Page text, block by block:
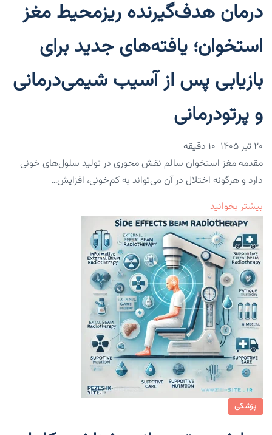
درمان هدف‌گیرنده ریزمحیط مغز
استخوان؛ یافته‌های جدید برای
بازیابی پس از آسیب شیمی‌درمانی
و پرتودرمانی
۲۰ تیر ۱۴۰۵
مقدمه مغز استخوان سالم نقش محوری در تولید سلول‌های خونی
دارد و هرگونه اختلال در آن می‌تواند به کم‌خونی، افزایش…
بیشتر بخوانید
پزشکی